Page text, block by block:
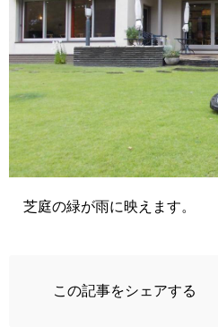
芝庭の緑が雨に映えます。
この記事をシェアする